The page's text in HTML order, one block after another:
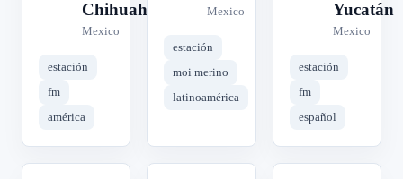
Chihuahua
Mexico
estación
fm
américa
Mexico
estación
moi merino
latinoamérica
Yucatán
Mexico
estación
fm
español